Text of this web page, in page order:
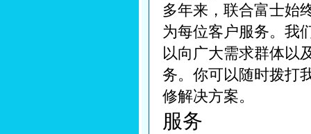
多年来，联合富士始
为每位客户服务。我
以向广大需求群体以
务。你可以随时拨打
修解决方案。
服务